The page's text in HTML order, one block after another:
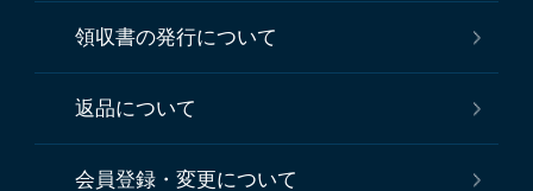
領収書の発行について
返品について
会員登録・変更について